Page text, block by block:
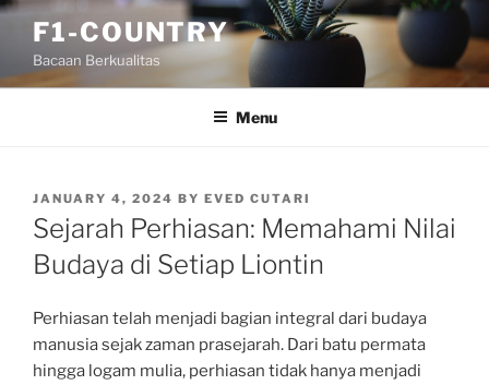
Skip
content
F1-COUNTRY
Bacaan Berkualitas
Menu
POSTED
ON
JANUARY 4, 2024 BY EVED CUTARI
Sejarah Perhiasan: Memahami Nilai
Budaya di Setiap Liontin
Perhiasan telah menjadi bagian integral dari budaya
manusia sejak zaman prasejarah. Dari batu permata
hingga logam mulia, perhiasan tidak hanya menjadi